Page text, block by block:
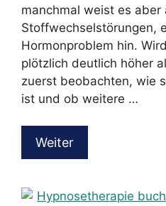
manchmal weist es aber
Stoffwechselstörungen,
Hormonproblem hin.
plötzlich deutlich höher
zuerst beobachten, wie
ist und ob weitere …
Weiter